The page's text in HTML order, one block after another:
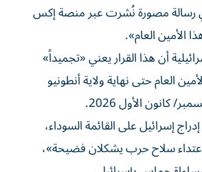
رسالة مصورة نُشرت عبر منصة إكس
الأمين العام».
أن هذا القرار يعني «تجميداً»
العام حتى نهاية ولاية أنطونيو
إسرائيل على القائمة السوداء،
سلاح حرب يشكلان فضيحة»،